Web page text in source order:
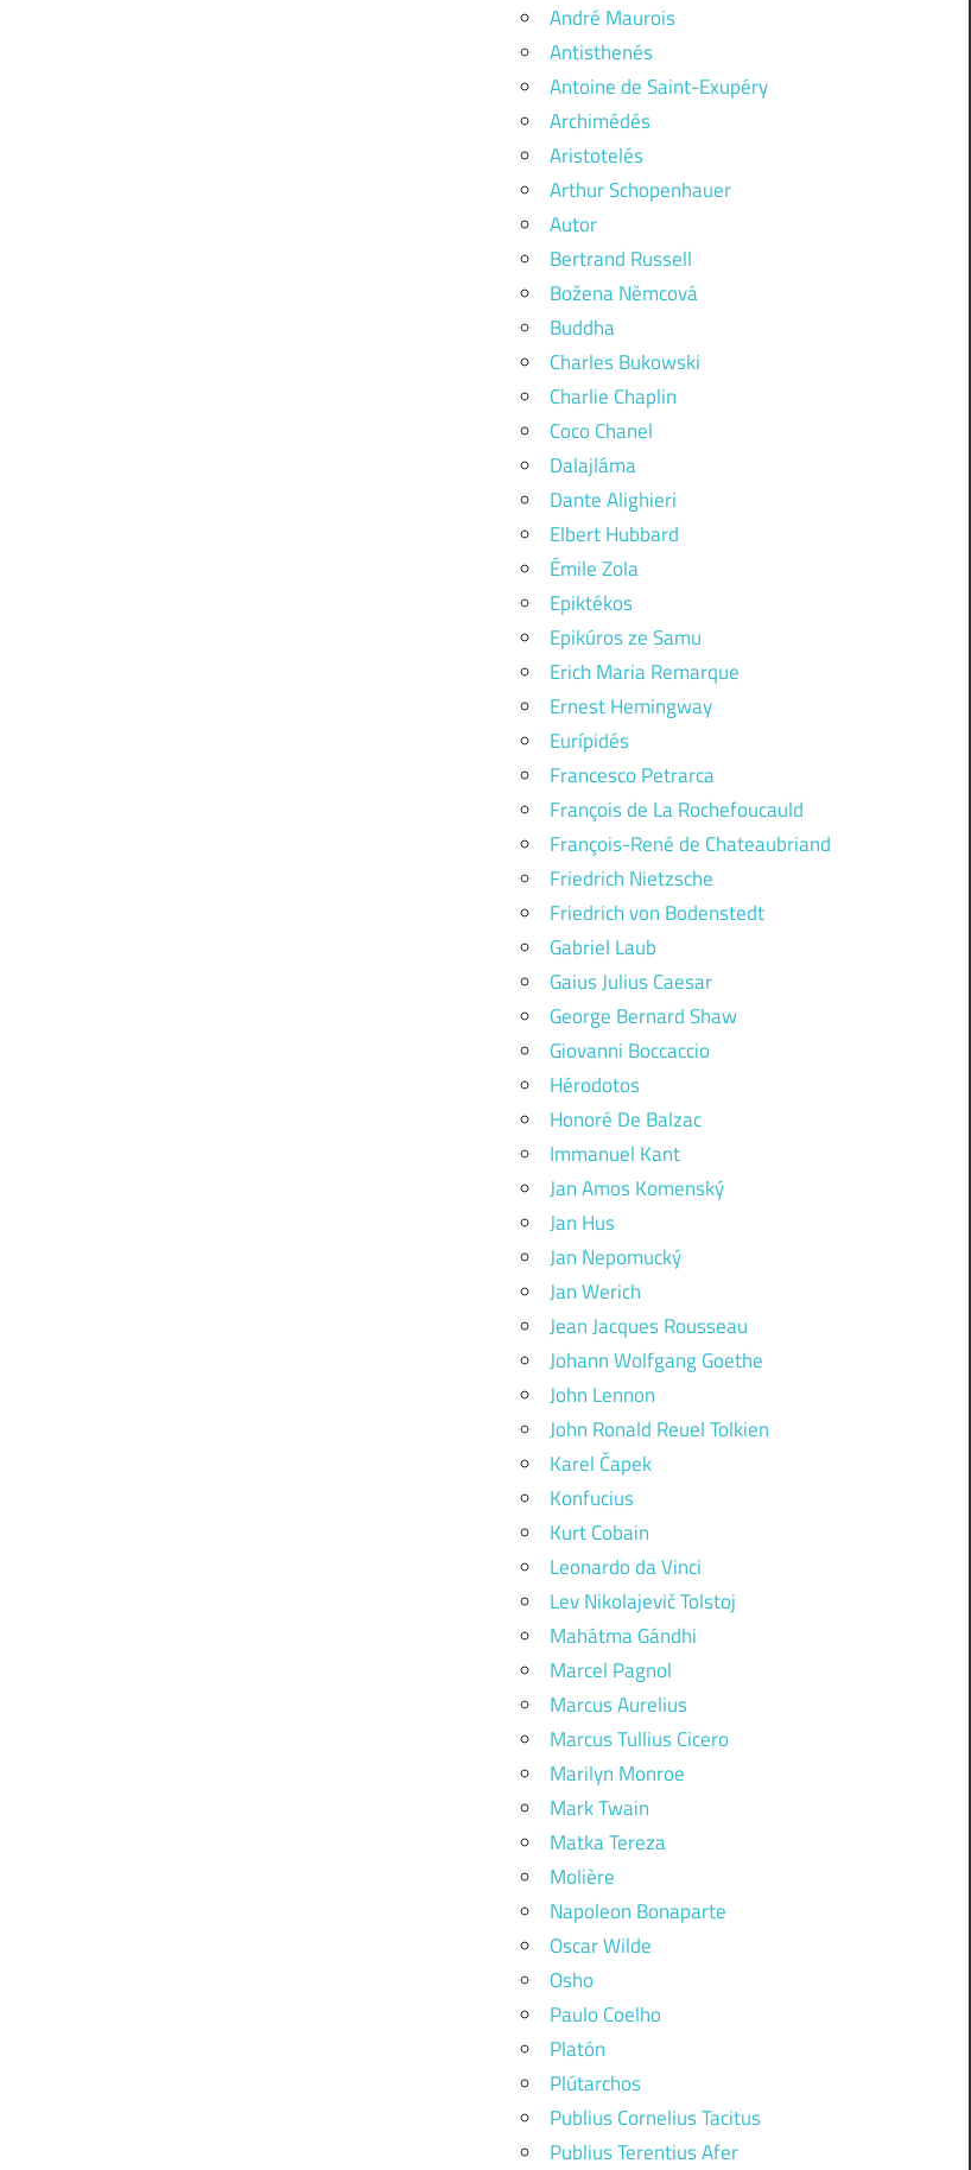
André Maurois
Antisthenés
Antoine de Saint-Exupéry
Archimédés
Aristotelés
Arthur Schopenhauer
Autor
Bertrand Russell
Božena Němcová
Buddha
Charles Bukowski
Charlie Chaplin
Coco Chanel
Dalajláma
Dante Alighieri
Elbert Hubbard
Émile Zola
Epiktékos
Epikúros ze Samu
Erich Maria Remarque
Ernest Hemingway
Eurípidés
Francesco Petrarca
François de La Rochefoucauld
François-René de Chateaubriand
Friedrich Nietzsche
Friedrich von Bodenstedt
Gabriel Laub
Gaius Julius Caesar
George Bernard Shaw
Giovanni Boccaccio
Hérodotos
Honoré De Balzac
Immanuel Kant
Jan Amos Komenský
Jan Hus
Jan Nepomucký
Jan Werich
Jean Jacques Rousseau
Johann Wolfgang Goethe
John Lennon
John Ronald Reuel Tolkien
Karel Čapek
Konfucius
Kurt Cobain
Leonardo da Vinci
Lev Nikolajevič Tolstoj
Mahátma Gándhi
Marcel Pagnol
Marcus Aurelius
Marcus Tullius Cicero
Marilyn Monroe
Mark Twain
Matka Tereza
Molière
Napoleon Bonaparte
Oscar Wilde
Osho
Paulo Coelho
Platón
Plútarchos
Publius Cornelius Tacitus
Publius Terentius Afer